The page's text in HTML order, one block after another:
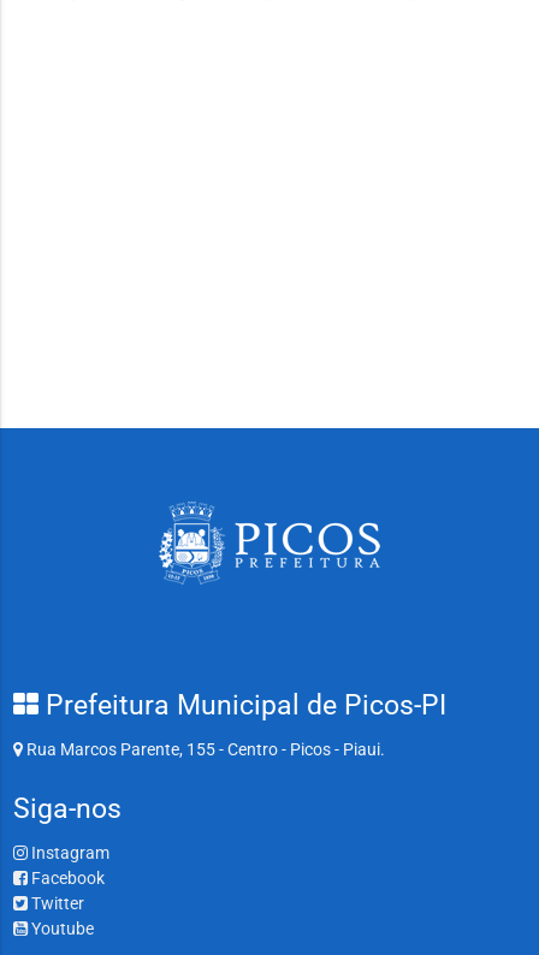
Prefeitura Municipal de Picos-PI
Rua Marcos Parente, 155 - Centro - Picos - Piaui.
Siga-nos
Instagram
Facebook
Twitter
Youtube